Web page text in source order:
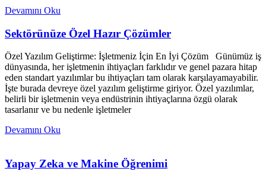
Devamını Oku
Sektörünüze Özel Hazır Çözümler
Özel Yazılım Geliştirme: İşletmeniz İçin En İyi Çözüm Günümüz iş
dünyasında, her işletmenin ihtiyaçları farklıdır ve genel pazara hitap
eden standart yazılımlar bu ihtiyaçları tam olarak karşılayamayabilir.
İşte burada devreye özel yazılım geliştirme giriyor. Özel yazılımlar,
belirli bir işletmenin veya endüstrinin ihtiyaçlarına özgü olarak
tasarlanır ve bu nedenle işletmeler
Devamını Oku
Yapay Zeka ve Makine Öğrenimi